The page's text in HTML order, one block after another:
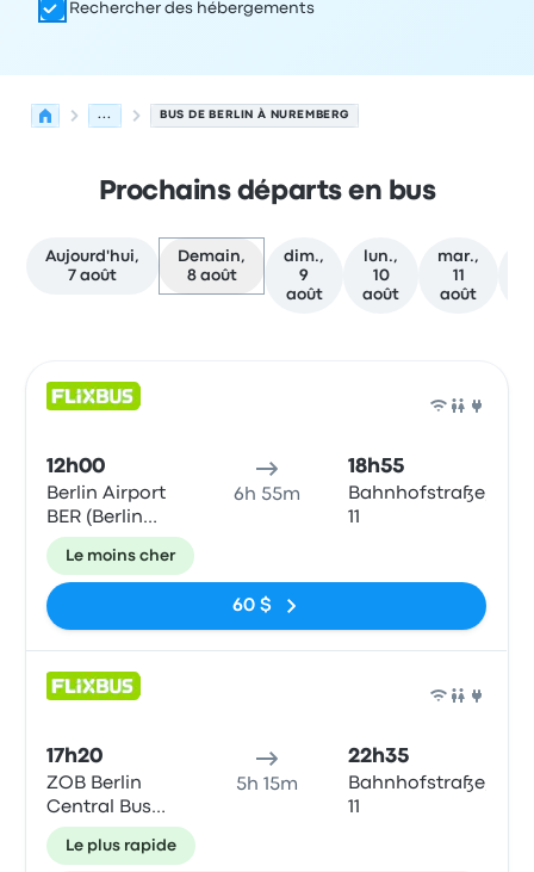
Rechercher des hébergements
... BUS DE BERLIN À NUREMBERG
Prochains départs en bus
Aujourd'hui,
7 août
Demain,
8 août
dim.,
9
août
lun.,
10
août
mar.,
11
août
12h00
Berlin Airport
BER (Berlin
Brandenburg),Terminal
1/2,
6h 55m
18h55
Bahnhofstraße,
11
Le moins cher
60 $
17h20
ZOB Berlin
Central Bus
Station
5h 15m
22h35
Bahnhofstraße,
11
Le plus rapide